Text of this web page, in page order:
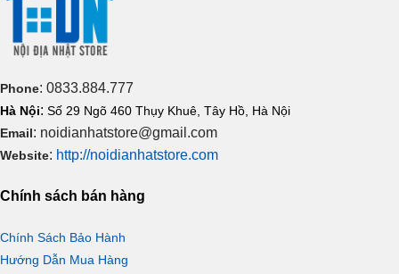
Phone: 0833.884.777
Hà Nội: Số 29 Ngõ 460 Thụy Khuê, Tây Hồ, Hà Nội
Email: noidianhatstore@gmail.com
Website: http://noidianhatstore.com
Chính sách bán hàng
Chính Sách Bảo Hành
Hướng Dẫn Mua Hàng